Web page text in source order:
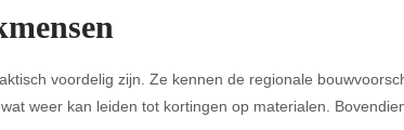
voordelig zijn. Ze kennen de regionale
weer kan leiden tot kortingen op materialen.